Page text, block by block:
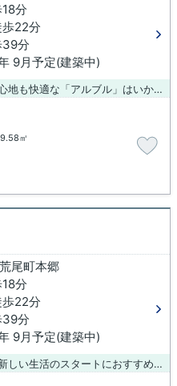
分
22分
39分
9月予定(建築中)
東海市エリアでの住まいなら、住み心地も快適な「アルブル」はいかがでしょうか。こちらの物件はアパートです。住まいをお求めなら、当社オススメの物件はいかがでしょうか？豊富な物件情報と地域情報をご提供しておりますので、ぜひお気軽にご連絡下さい。
㎡
尾町本郷
分
22分
39分
9月予定(建築中)
こだわりポイント満載のアルブル。新しい生活のスタートにおすすめなのが、こちらのアパートです。物件のお問い合わせはお気軽にご連絡ください。お探しいただいた物件でご不明な点がございました場合もお気軽にお問い合わせ下さい。